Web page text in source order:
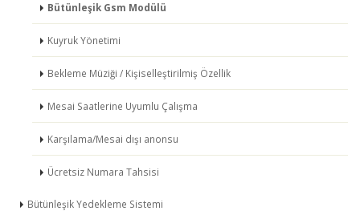
Bütünleşik Gsm Modülü
Kuyruk Yönetimi
Bekleme Müziği / Kişiselleştirilmiş Özellik
Mesai Saatlerine Uyumlu Çalışma
Karşılama/Mesai dışı anonsu
Ücretsiz Numara Tahsisi
Bütünleşik Yedekleme Sistemi